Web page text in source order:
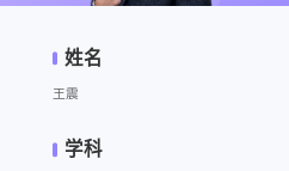
姓名
王震
学科